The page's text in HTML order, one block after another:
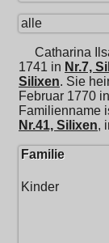
alle
Catharina
1741 in Nr.7,
Silixen. Sie
Februar 1770 in
Familienname
Nr.41, Silixen,
Familie
Kinder